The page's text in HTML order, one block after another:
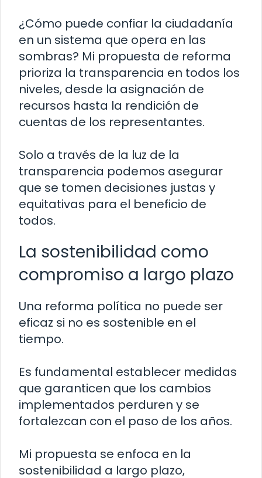
¿Cómo puede confiar la ciudadanía
en un sistema que opera en las
sombras? Mi propuesta de reforma
prioriza la transparencia en todos los
niveles, desde la asignación de
recursos hasta la rendición de
cuentas de los representantes.
Solo a través de la luz de la
transparencia podemos asegurar
que se tomen decisiones justas y
equitativas para el beneficio de
todos.
La sostenibilidad como
compromiso a largo plazo
Una reforma política no puede ser
eficaz si no es sostenible en el
tiempo.
Es fundamental establecer medidas
que garanticen que los cambios
implementados perduren y se
fortalezcan con el paso de los años.
Mi propuesta se enfoca en la
sostenibilidad a largo plazo,